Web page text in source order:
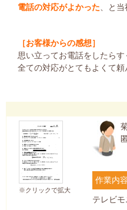
電話の対応がよかった 、と
［お客様からの感想］
思い立ってお電話をしたらす
全ての対応がとてもよくて頼
※クリックで拡大
作業内容
テレビ